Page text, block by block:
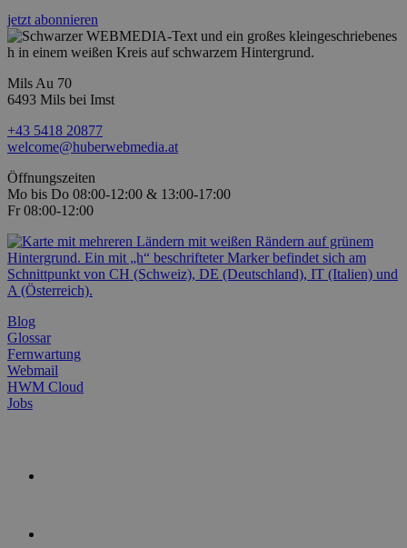
jetzt abonnieren
Mils Au 70
6493 Mils bei Imst
+43 5418 20877
welcome@huberwebmedia.at
Öffnungszeiten
Mo bis Do 08:00-12:00 & 13:00-17:00
Fr 08:00-12:00
Blog
Glossar
Fernwartung
Webmail
HWM Cloud
Jobs